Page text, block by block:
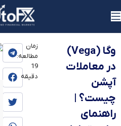
یوتوفارکس آموزش آپشن
وگا (Vega)
در معاملات
آپشن
چیست؟ |
راهنمای
زمان
مطالعه:
19
دقیقه